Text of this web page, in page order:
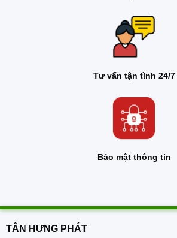
Tư vấn tận tình 24/7
Bảo mật thông tin
TÂN HƯNG PHÁT